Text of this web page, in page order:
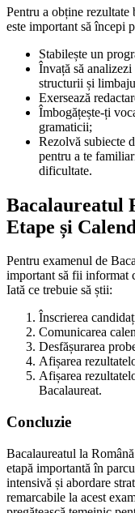
Pentru a obține
este important să începi
Stabilește un
Învață să
structurii și
Exersează
Îmbogățește-ți
gramaticii;
Rezolvă subiecte
pentru a te
dificultate.
Bacalaureatul
Etape și
Pentru examenul de
important să fii informat
Iată ce trebuie să știi:
Înscrierea
Comunicarea
Desfășurarea
Afișarea
Afișarea
Bacalaureat.
Concluzie
Bacalaureatul la
etapă importantă în
intensivă și abordare
remarcabile la acest